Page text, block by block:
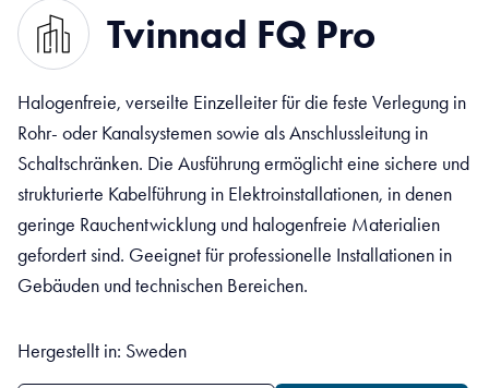
Tvinnad FQ Pro
Halogenfreie, verseilte Einzelleiter für die feste Verlegung in
Rohr- oder Kanalsystemen sowie als Anschlussleitung in
Schaltschränken. Die Ausführung ermöglicht eine sichere und
strukturierte Kabelführung in Elektroinstallationen, in denen
geringe Rauchentwicklung und halogenfreie Materialien
gefordert sind. Geeignet für professionelle Installationen in
Gebäuden und technischen Bereichen.
Hergestellt in: Sweden